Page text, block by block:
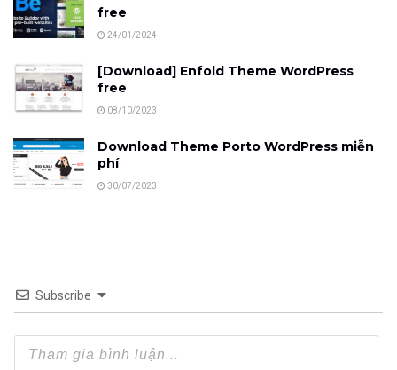
free
24/01/2024
[Download] Enfold Theme WordPress
free
08/10/2023
Download Theme Porto WordPress miễn
phí
30/07/2023
Subscribe